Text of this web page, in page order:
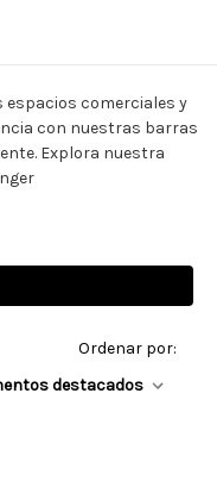
espacios comerciales y
con nuestras barras
Explora nuestra
Ordenar por: